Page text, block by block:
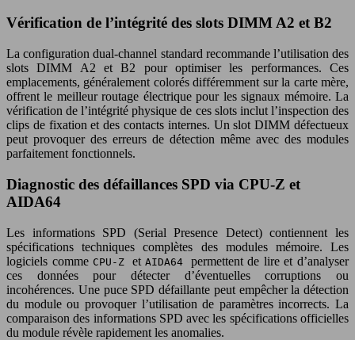
Vérification de l’intégrité des slots DIMM A2 et B2
La configuration dual-channel standard recommande l’utilisation des
slots DIMM A2 et B2 pour optimiser les performances. Ces
emplacements, généralement colorés différemment sur la carte mère,
offrent le meilleur routage électrique pour les signaux mémoire. La
vérification de l’intégrité physique de ces slots inclut l’inspection des
clips de fixation et des contacts internes. Un slot DIMM défectueux
peut provoquer des erreurs de détection même avec des modules
parfaitement fonctionnels.
Diagnostic des défaillances SPD via CPU-Z et
AIDA64
Les informations SPD (Serial Presence Detect) contiennent les
spécifications techniques complètes des modules mémoire. Les
logiciels comme CPU-Z etAIDA64 permettent de lire et d’analyser
ces données pour détecter d’éventuelles corruptions ou
incohérences. Une puce SPD défaillante peut empêcher la détection
du module ou provoquer l’utilisation de paramètres incorrects. La
comparaison des informations SPD avec les spécifications officielles
du module révèle rapidement les anomalies.